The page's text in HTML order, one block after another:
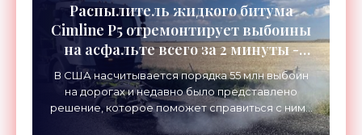
Распылитель жидкого битума
Cimline P5 отремонтирует выбоины
на асфальте всего за 2 минуты -
«Технологии»
В США насчитывается порядка 55 млн выбоин
на дорогах и недавно было представлено
решение, которое поможет справиться с ними
максимально дешево и быстро. Это система